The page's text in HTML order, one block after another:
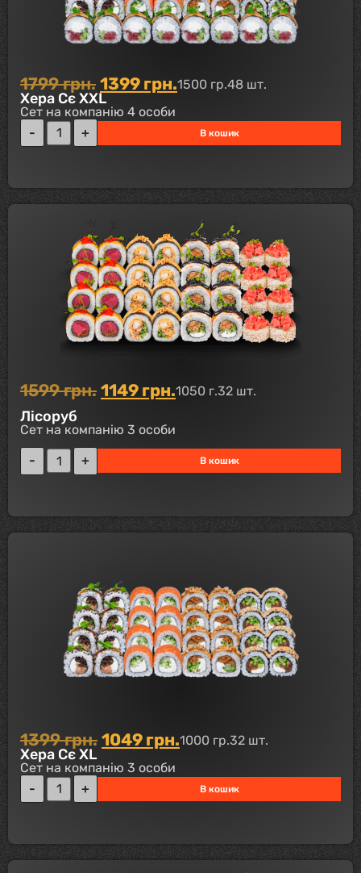
1799грн. 1399 грн.1500 гр.48 шт.
Хера Сє XXL
Сет на компанію 4 особи
В кошик
1599грн. 1149 грн.1050 г.32 шт.
Лісоруб
Сет на компанію 3 особи
В кошик
1399грн. 1049 грн.1000 гр.32 шт.
Хера Сє XL
Сет на компанію 3 особи
В кошик